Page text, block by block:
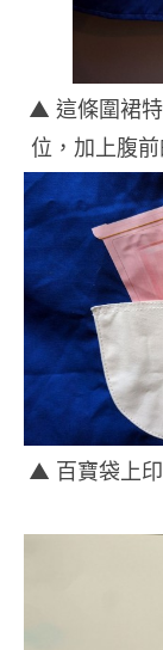
▲ 這條圍裙
位，加上腹
▲ 百寶袋上